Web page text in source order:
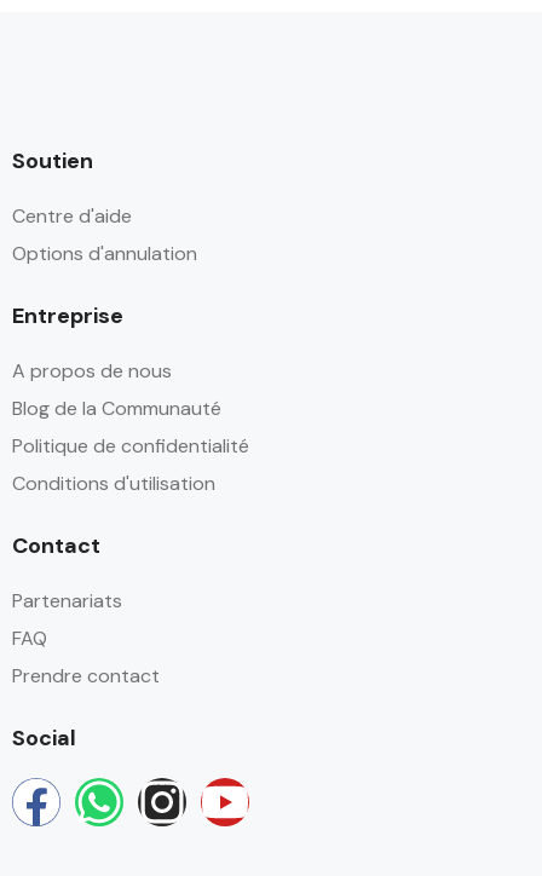
Soutien
Centre d'aide
Options d'annulation
Entreprise
A propos de nous
Blog de la Communauté
Politique de confidentialité
Conditions d'utilisation
Contact
Partenariats
FAQ
Prendre contact
Social